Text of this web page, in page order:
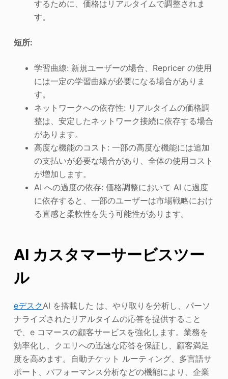
するために、価格はリアルタイムで調整されま
す。
短所:
学習曲線: 新規ユーザーの場合、Repricer の使用
には一定の学習曲線が必要になる場合がありま
す。
ネットワークへの依存性: リアルタイムの価格調
整は、安定したネットワーク接続に依存する場合
があります。
高度な機能のコスト: 一部の高度な機能には追加
の支払いが必要な場合があり、全体の使用コスト
が増加します。
AI への過度の依存: 価格調整において AI に過度
に依存すると、一部のユーザーは市場戦略におけ
る直感と柔軟性を失う可能性があります。
AI カスタマーサービスツー
ル
eデスクAI を搭載した は、やり取りを分析し、パーソ
ナライズされたリアルタイムの応答を提供すること
で、e コマースの顧客サービスを強化します。業務を
効率化し、クエリへの迅速な応答を保証し、顧客満足
度を高めます。自動チケット ルーティング、多言語サ
ポート、パフォーマンス分析などの機能により、企業